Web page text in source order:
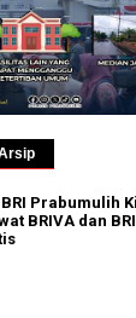
Prabumulih
BRIVA dan